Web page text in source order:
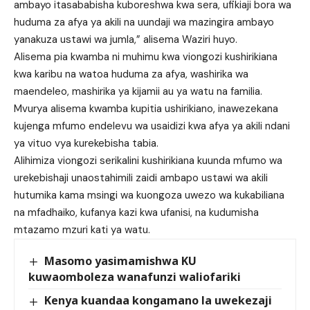
ambayo itasababisha kuboreshwa kwa sera, ufikiaji bora wa
huduma za afya ya akili na uundaji wa mazingira ambayo
yanakuza ustawi wa jumla,” alisema Waziri huyo.
Alisema pia kwamba ni muhimu kwa viongozi kushirikiana
kwa karibu na watoa huduma za afya, washirika wa
maendeleo, mashirika ya kijamii au ya watu na familia.
Mvurya alisema kwamba kupitia ushirikiano, inawezekana
kujenga mfumo endelevu wa usaidizi kwa afya ya akili ndani
ya vituo vya kurekebisha tabia.
Alihimiza viongozi serikalini kushirikiana kuunda mfumo wa
urekebishaji unaostahimili zaidi ambapo ustawi wa akili
hutumika kama msingi wa kuongoza uwezo wa kukabiliana
na mfadhaiko, kufanya kazi kwa ufanisi, na kudumisha
mtazamo mzuri kati ya watu.
Masomo yasimamishwa KU
kuwaomboleza wanafunzi waliofariki
Kenya kuandaa kongamano la uwekezaji